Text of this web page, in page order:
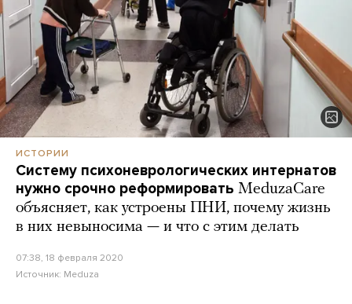
ИСТОРИИ
Систему психоневрологических интернатов
нужно срочно реформировать MeduzaCare
объясняет, как устроены ПНИ, почему жизнь
в них невыносима — и что с этим делать
07:38, 18 февраля 2020
Источник: Meduza